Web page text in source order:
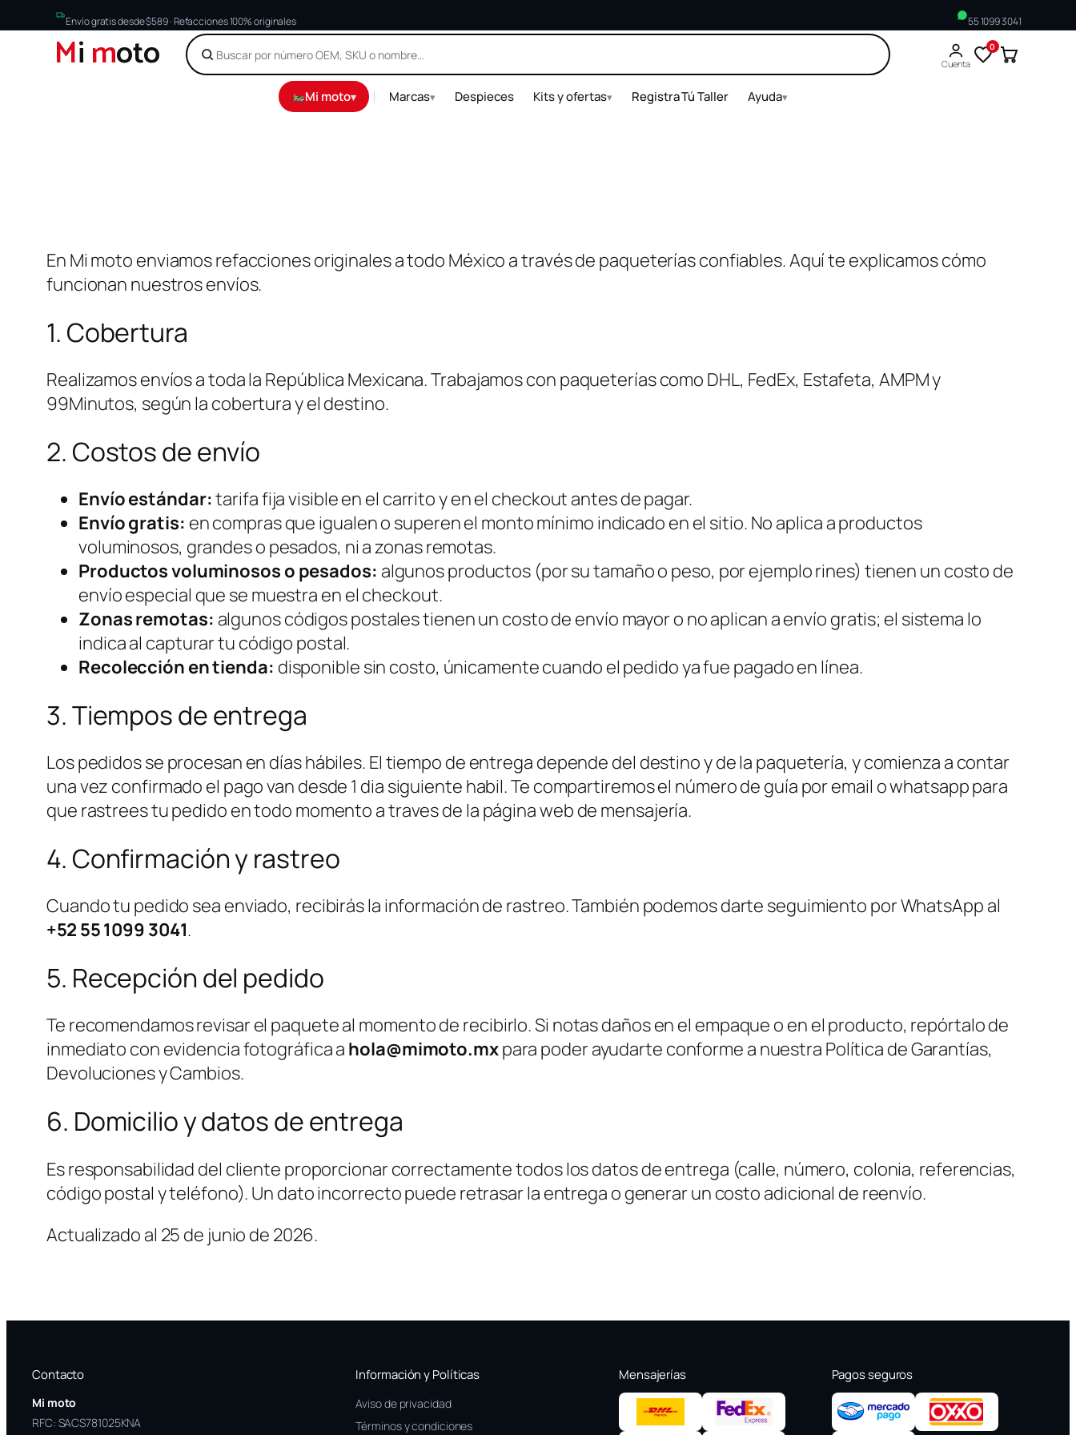
Envío gratis desde $589 · Refacciones 100% originales 55 1099 3041
Mimoto Cuenta
0
Mi moto▾ | Marcas▾ Despieces Kits y ofertas▾ Registra Tú Taller Ayuda▾
En Mi moto enviamos refacciones originales a todo México a través de paqueterías confiables. Aquí te explicamos cómo
funcionan nuestros envíos.
1. Cobertura
Realizamos envíos a toda la República Mexicana. Trabajamos con paqueterías como DHL, FedEx, Estafeta, AMPM y
99Minutos, según la cobertura y el destino.
2. Costos de envío
Envío estándar:tarifa fija visible en el carrito y en el checkout antes de pagar.
Envío gratis: en compras que igualen o superen el monto mínimo indicado en el sitio. No aplica a productos
voluminosos, grandes o pesados, ni a zonas remotas.
Productos voluminosos o pesados: algunos productos (por su tamaño o peso, por ejemplo rines) tienen un costo de
envío especial que se muestra en el checkout.
Zonas remotas: algunos códigos postales tienen un costo de envío mayor o no aplican a envío gratis; el sistema lo
indica al capturar tu código postal.
Recolección en tienda: disponible sin costo, únicamente cuando el pedido ya fue pagado en línea.
3. Tiempos de entrega
Los pedidos se procesan en días hábiles. El tiempo de entrega depende del destino y de la paquetería, y comienza a contar
una vez confirmado el pago van desde 1 dia siguiente habil. Te compartiremos el número de guía por email o whatsapp para
que rastrees tu pedido en todo momento a traves de la página web de mensajería.
4. Confirmación y rastreo
Cuando tu pedido sea enviado, recibirás la información de rastreo. También podemos darte seguimiento por WhatsApp al
+52 55 1099 3041.
5. Recepción del pedido
Te recomendamos revisar el paquete al momento de recibirlo. Si notas daños en el empaque o en el producto, repórtalo de
inmediato con evidencia fotográfica a hola@mimoto.mxpara poder ayudarte conforme a nuestra Política de Garantías,
Devoluciones y Cambios.
6. Domicilio y datos de entrega
Es responsabilidad del cliente proporcionar correctamente todos los datos de entrega (calle, número, colonia, referencias,
código postal y teléfono). Un dato incorrecto puede retrasar la entrega o generar un costo adicional de reenvío.
Actualizado al 25 de junio de 2026.
Contacto
Mi moto
RFC: SACS781025KNA
Información y Políticas
Aviso de privacidad
Términos y condiciones
Mensajerías Pagos seguros